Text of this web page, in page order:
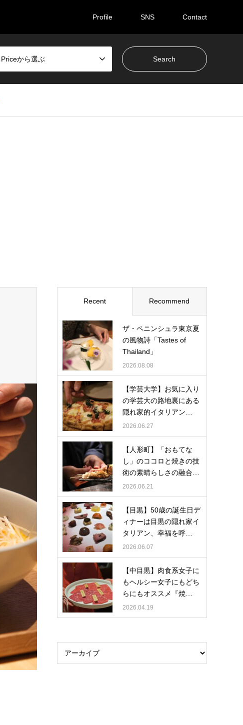
Profile SNS Contact
Priceから選ぶ
Recent Recommend
ザ・ペニンシュラ東京夏
の風物詩「Tastes of
Thailand」
2026.08.08
【学芸大学】お気に入り
の学芸大の路地裏にある
隠れ家的イタリアン…
2026.06.27
【人形町】「おもてな
し」のココロと焼きの技
術の素晴らしさの融合…
2026.06.21
【目黒】50歳の誕生日デ
ィナーは目黒の隠れ家イ
タリアン、幸福を呼…
2026.06.07
【中目黒】肉食系女子に
もヘルシー女子にもどち
らにもオススメ『焼…
2026.04.19